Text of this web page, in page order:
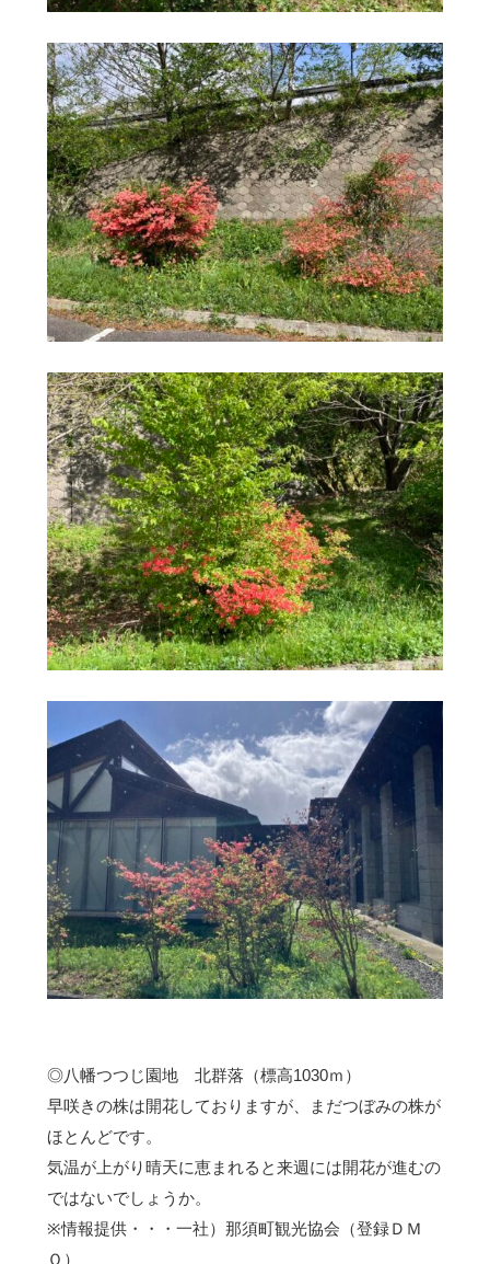
◎八幡つつじ園地 北群落（標高1030ｍ）
早咲きの株は開花しておりますが、まだつぼみの株が
ほとんどです。
気温が上がり晴天に恵まれると来週には開花が進むの
ではないでしょうか。
※情報提供・・・一社）那須町観光協会（登録ＤＭ
Ｏ）